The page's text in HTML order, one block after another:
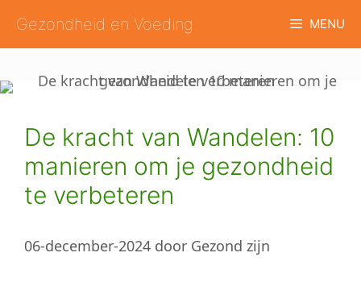
naar
de
inhoud
Gezondheid en Voeding MENU
De kracht van Wandelen: 10
manieren om je gezondheid
te verbeteren
06-december-2024 door Gezond zijn